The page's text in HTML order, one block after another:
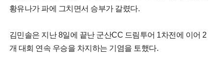
황유나가 파에 그치면서 승부가 갈렸다.
김민솔은 지난 8일에 끝난 군산CC 드림투어 1차전에 이어 2
개 대회 연속 우승을 차지하는 기염을 토했다.